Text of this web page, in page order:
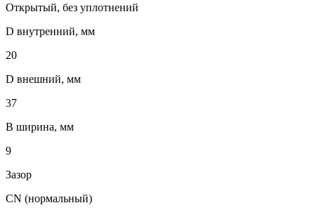
Открытый, без уплотнений
D внутренний, мм
20
D внешний, мм
37
B ширина, мм
9
Зазор
CN (нормальный)